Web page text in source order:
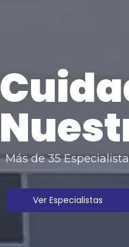
Más de 35
Ver Especialistas